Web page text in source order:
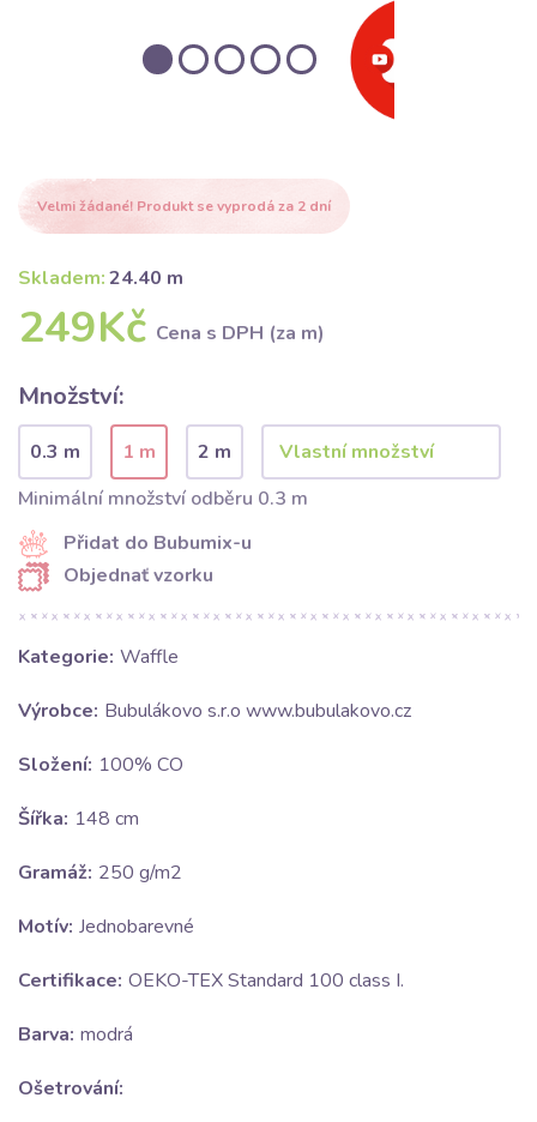
Velmi žádané! Produkt se vyprodá za 2 dní
Skladem:24.40 m
249Kč Cena s DPH (za m)
Množství:
0.3 m 1 m
2 m
Minimální množství odběru 0.3 m
Přidat do Bubumix-u
Objednať vzorku
Kategorie: Waffle
Výrobce: Bubulákovo s.r.o www.bubulakovo.cz
Složení: 100% CO
Šířka: 148 cm
Gramáž: 250 g/m2
Motív: Jednobarevné
Certifikace: OEKO-TEX Standard 100 class I.
Barva: modrá
Ošetrování: